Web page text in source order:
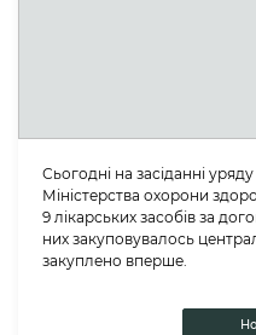
Сьогодні на засіданні
Міністерства охорони
9 лікарських засобів за
них закуповувалось
закуплено вперше.